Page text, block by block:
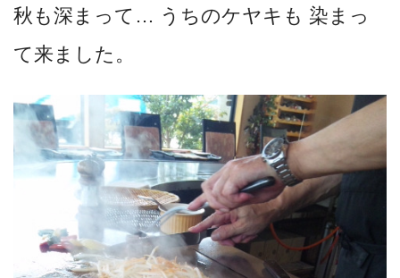
秋も深まって… うちのケヤキも 染まっ
て来ました。